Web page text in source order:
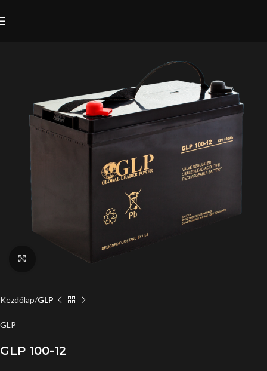
Click to enlarge
Kezdőlap GLP
GLP
GLP 100-12